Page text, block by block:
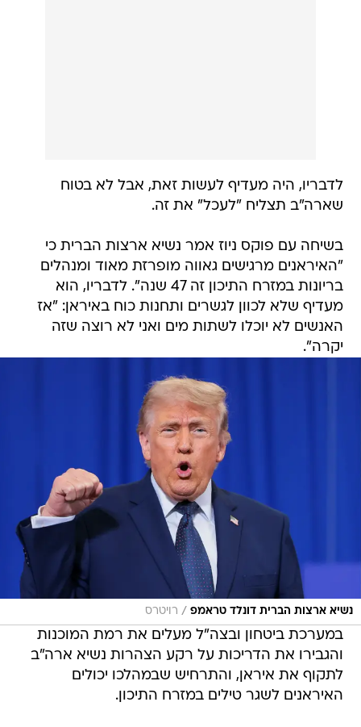
לדבריו, היה מעדיף לעשות זאת, אבל לא בטוח
שארה"ב תצליח "לעכל" את זה.
בשיחה עם פוקס ניוז אמר נשיא ארצות הברית כי
"האיראנים מרגישים גאווה מופרזת מאוד ומנהלים
בריונות במזרח התיכון זה 47 שנה". לדבריו, הוא
מעדיף שלא לכוון לגשרים ותחנות כוח באיראן: "אז
האנשים לא יוכלו לשתות מים ואני לא רוצה שזה
יקרה".
נשיא ארצות הברית דונלד טראמפ / רויטרס
במערכת ביטחון ובצה"ל מעלים את רמת המוכנות
והגבירו את הדריכות על רקע הצהרות נשיא ארה"ב
לתקוף את איראן, והתרחיש שבמהלכו יכולים
האיראנים לשגר טילים במזרח התיכון.